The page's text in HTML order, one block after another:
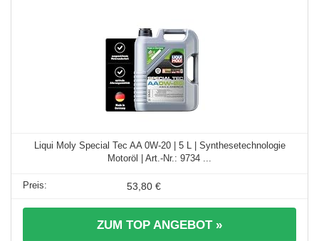
Liqui Moly Special Tec AA 0W-20 | 5 L | Synthesetechnologie
Motoröl | Art.-Nr.: 9734 ...
53,80 €
ZUM TOP ANGEBOT »